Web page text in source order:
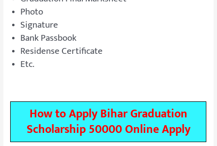
Photo
Signature
Bank Passbook
Residense Certificate
Etc.
How to Apply Bihar Graduation
Scholarship 50000 Online Apply